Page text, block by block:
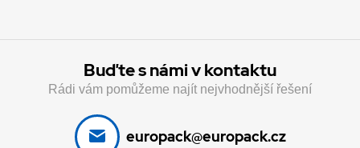
Buďte s námi v kontaktu
Rádi vám pomůžeme najít nejvhodnější řešení
europack@europack.cz